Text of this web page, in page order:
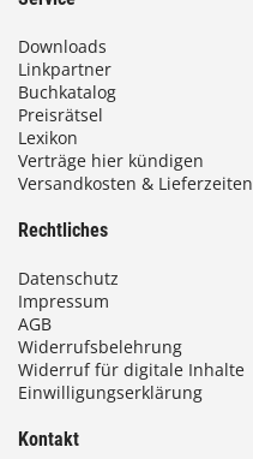
Downloads
Linkpartner
Buchkatalog
Preisrätsel
Lexikon
Verträge hier kündigen
Versandkosten & Lieferzeiten
Rechtliches
Datenschutz
Impressum
AGB
Widerrufsbelehrung
Widerruf für digitale Inhalte
Einwilligungserklärung
Kontakt